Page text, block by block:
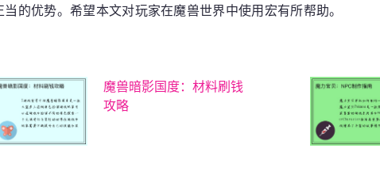
当的优势。希望本文对玩家在魔兽世界中使用宏有所帮助。
魔兽暗影国度：材料刷钱
攻略